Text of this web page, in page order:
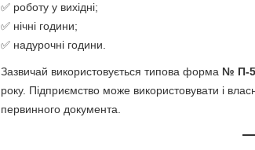
✅ роботу у вихідні;
✅ нічні години;
✅ надурочні години.
Зазвичай використовується типова форма № П-5
року. Підприємство може використовувати і
первинного документа.